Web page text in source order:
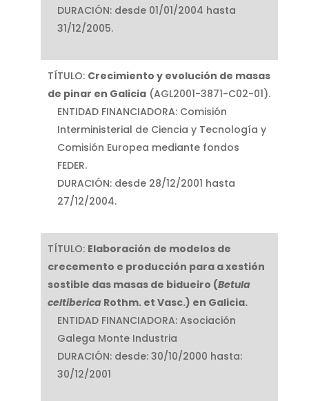
DURACIÓN: desde 01/01/2004 hasta
31/12/2005.
TÍTULO: Crecimiento y evolución de masas
de pinar en Galicia(AGL2001-3871-C02-01).
ENTIDAD FINANCIADORA: Comisión
Interministerial de Ciencia y Tecnología y
Comisión Europea mediante fondos
FEDER.
DURACIÓN: desde 28/12/2001 hasta
27/12/2004.
TÍTULO: Elaboración de modelos de
crecemento e producción para a xestión
sostible das masas de bidueiro (Betula
celtibericaRothm. et Vasc.) en Galicia.
ENTIDAD FINANCIADORA: Asociación
Galega Monte Industria
DURACIÓN: desde: 30/10/2000 hasta:
30/12/2001